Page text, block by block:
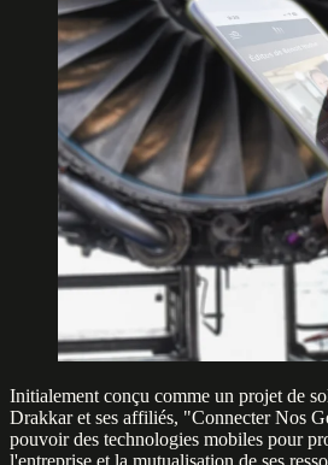
Initialement conçu comme un projet de
Drakkar et ses affiliés, "Connecter Nos
pouvoir des technologies mobiles pour
l'entreprise et la mutualisation de ses